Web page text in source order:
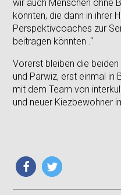
wir auch Menschen ohne
könnten, die dann in ihrer
Perspektivcoaches zur
beitragen könnten .“
Vorerst bleiben die
und Parwiz, erst einmal in
mit dem Team von
und neuer Kiezbewohner